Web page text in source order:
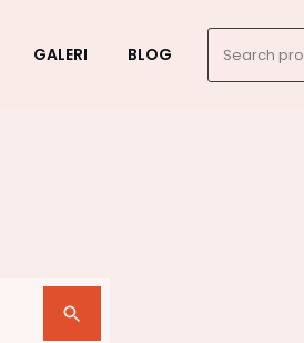
GALERI BLOG
for: